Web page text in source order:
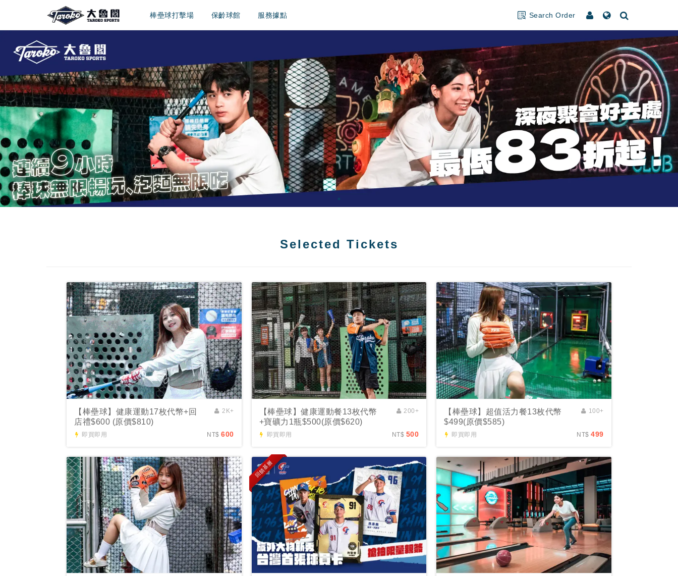
棒壘球打擊場 保齡球館 服務據點 Search Order
Selected Tickets
【棒壘球】健康運動17枚代幣+回
店禮$600 (原價$810)
即買即用
2K+
NT$600
【棒壘球】健康運動餐13枚代幣
+寶礦力1瓶$500(原價$620)
即買即用
200+
NT$ 500
【棒壘球】超值活力餐13枚代幣
$499(原價$585)
即買即用
100+
NT$499
回饋基層